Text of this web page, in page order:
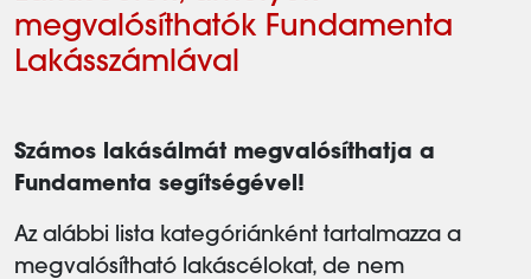
megvalósíthatók Fundamenta
Lakásszámlával
Számos lakásálmát megvalósíthatja a
Fundamenta segítségével!
Az alábbi lista kategóriánként tartalmazza a
megvalósítható lakáscélokat, de nem